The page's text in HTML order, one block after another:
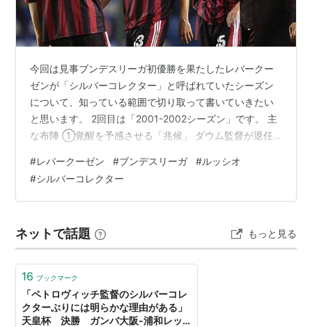
今回は見事ブンデスリーガ初優勝を果たしたレバークー
ゼンが「シルバーコレクター」と呼ばれていたシーズン
について、知っている範囲で切り取って書いていきたい
と思います。 2回目は「2001-2002シーズン」です。 主
な布陣 ①覚醒を予感させる「兆候」 ダウム監督が退任
ていたトップメラー監督を招聘。2000-2001シーズンは
中盤に首位に立つも、最終的に4位に終わる等力を持って
いながらも勝負弱さが目立ちましたが、冬の移籍でプラ
リーグで頭角を現していたベルバトフを獲得、ルッシ
オ、プラセンテはレギュラーと…
#レバークーゼン #ブンデスリーガ #ルッシオ
#シルバーコレクター
ネットで話題 もっと見る
16 ブックマーク
「ペトロヴィッチ監督のシルバーコレ
クターぶりには明らかな理由がある」
天皇杯 決勝 ガンバ大阪-浦和レッ